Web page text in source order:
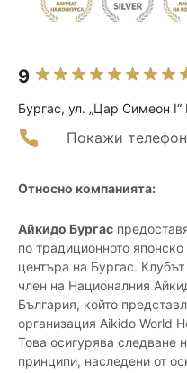
9
Бургас, ул. „Цар Симеон I“
Покажи
Относно компанията:
Айкидо Бургас
по традиционното
центъра на Бургас.
член на Националния
България, който
организация Aikido World
Това осигурява следване
принципи, наследени от